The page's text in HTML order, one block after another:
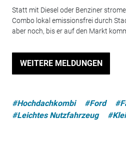
Statt mit Diesel oder Benziner
Combo lokal emissionsfrei durch
aber noch, bis er auf den Markt
WEITERE MELDUNGEN
#Hochdachkombi #Ford
#Leichtes Nutzfahrzeug